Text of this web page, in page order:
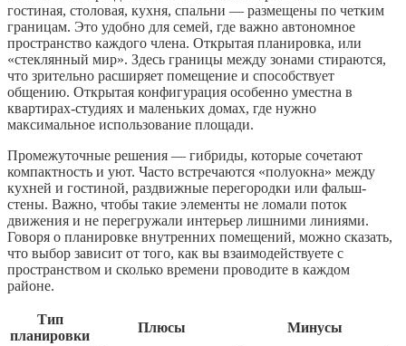
гостиная, столовая, кухня, спальни — размещены по четким
границам. Это удобно для семей, где важно автономное
пространство каждого члена. Открытая планировка, или
«стеклянный мир». Здесь границы между зонами стираются,
что зрительно расширяет помещение и способствует
общению. Открытая конфигурация особенно уместна в
квартирах-студиях и маленьких домах, где нужно
максимальное использование площади.
Промежуточные решения — гибриды, которые сочетают
компактность и уют. Часто встречаются «полуокна» между
кухней и гостиной, раздвижные перегородки или фальш-
стены. Важно, чтобы такие элементы не ломали поток
движения и не перегружали интерьер лишними линиями.
Говоря о планировке внутренних помещений, можно сказать,
что выбор зависит от того, как вы взаимодействуете с
пространством и сколько времени проводите в каждом
районе.
Тип
планировки
Плюсы Минусы